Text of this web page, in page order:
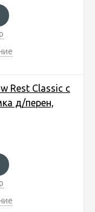
Rest Classic с
д/перен,